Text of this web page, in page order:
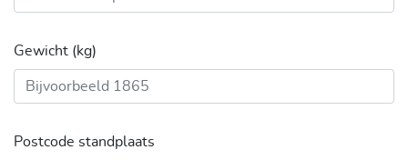
Gewicht (kg)
Postcode standplaats